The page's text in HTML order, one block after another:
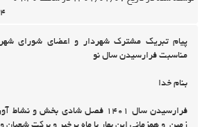
پیام تبریک مشترک شهردار و اعضای شورای
نوشته شده در تاریخ1401/01/07
پیام تبریک مشترک شهردار و اعضای شورای شهر